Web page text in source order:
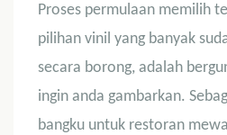
Proses permulaan memilih
pilihan vinil yang banyak
secara borong, adalah
ingin anda gambarkan.
bangku untuk restoran